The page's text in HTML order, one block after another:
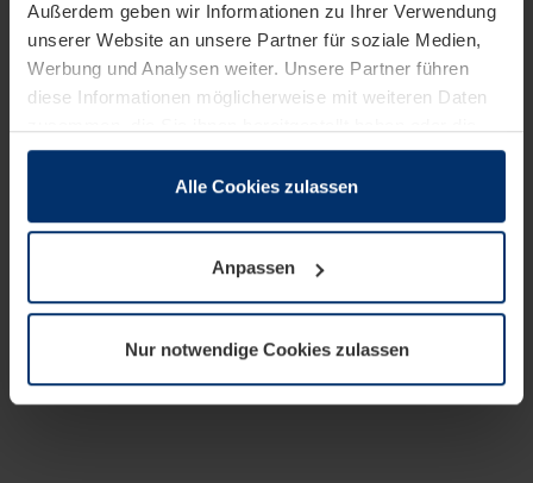
Außerdem geben wir Informationen zu Ihrer Verwendung
unserer Website an unsere Partner für soziale Medien,
Werbung und Analysen weiter. Unsere Partner führen
diese Informationen möglicherweise mit weiteren Daten
sie im Rahmen Ihrer Nutzung der Dienste gesammelt
wenn diese für den Betrieb dieser Seite unbedingt
notwendig sind. Für alle anderen Cookie-Typen benötigen
wir Ihre Erlaubnis. Ihre Einwilligung können Sie jederzeit
Datenschutzerklärungunserer Website ändern oder
widerrufen.
Alle Cookies zulassen
Anpassen
Nur notwendige Cookies zulassen